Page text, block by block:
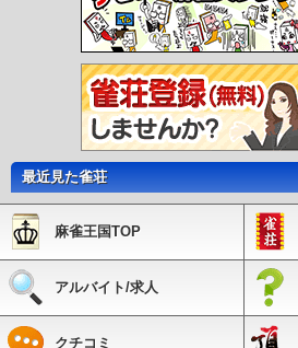
最近見た雀荘
麻雀王国TOP
アルバイト/求人
クチコミ